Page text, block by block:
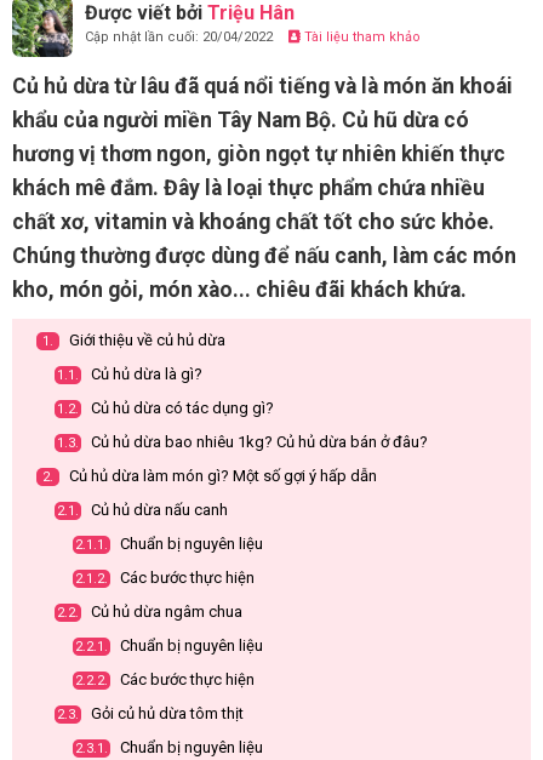
Được viết bởi Triệu Hân
Cập nhật lần cuối: 20/04/2022 Tài liệu tham khảo
Củ hủ dừa từ lâu đã quá nổi tiếng và là món ăn khoái
khẩu của người miền Tây Nam Bộ. Củ hũ dừa có
hương vị thơm ngon, giòn ngọt tự nhiên khiến thực
khách mê đắm. Đây là loại thực phẩm chứa nhiều
chất xơ, vitamin và khoáng chất tốt cho sức khỏe.
Chúng thường được dùng để nấu canh, làm các món
kho, món gỏi, món xào... chiêu đãi khách khứa.
1. Giới thiệu về củ hủ dừa
1.1. Củ hủ dừa là gì?
1.2. Củ hủ dừa có tác dụng gì?
1.3. Củ hủ dừa bao nhiêu 1kg? Củ hủ dừa bán ở đâu?
2. Củ hủ dừa làm món gì? Một số gợi ý hấp dẫn
2.1. Củ hủ dừa nấu canh
2.1.1. Chuẩn bị nguyên liệu
2.1.2. Các bước thực hiện
2.2. Củ hủ dừa ngâm chua
2.2.1. Chuẩn bị nguyên liệu
2.2.2. Các bước thực hiện
2.3. Gỏi củ hủ dừa tôm thịt
2.3.1. Chuẩn bị nguyên liệu